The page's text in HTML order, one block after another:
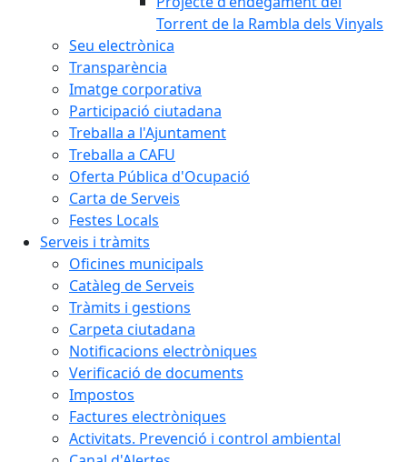
Torrent de la Rambla dels Vinyals
Seu electrònica
Transparència
Imatge corporativa
Participació ciutadana
Treballa a l'Ajuntament
Treballa a CAFU
Oferta Pública d'Ocupació
Carta de Serveis
Festes Locals
Serveis i tràmits
Oficines municipals
Catàleg de Serveis
Tràmits i gestions
Carpeta ciutadana
Notificacions electròniques
Verificació de documents
Impostos
Factures electròniques
Activitats. Prevenció i control ambiental